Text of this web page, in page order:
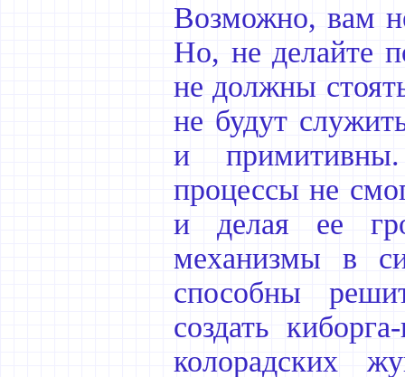
Возможно, вам
Но, не делайте
не должны
не будут
и
процессы не
и делая ее
механизмы в
способны
создать
колорадских